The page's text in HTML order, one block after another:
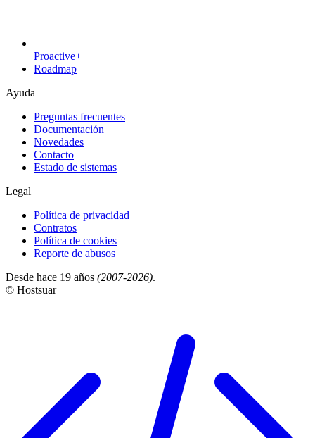
Proactive+
Roadmap
Ayuda
Preguntas frecuentes
Documentación
Novedades
Contacto
Estado de sistemas
Legal
Política de privacidad
Contratos
Política de cookies
Reporte de abusos
Desde hace 19 años (2007-2026).
© Hostsuar